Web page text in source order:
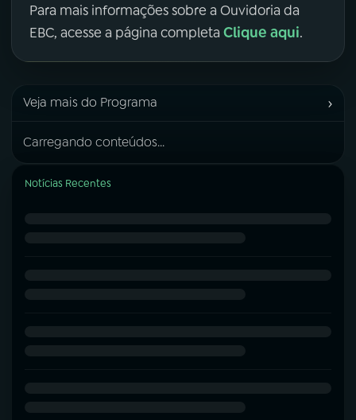
Para mais informações sobre a Ouvidoria da
EBC, acesse a página completa Clique aqui.
Veja mais do Programa ›
Carregando conteúdos...
Notícias Recentes